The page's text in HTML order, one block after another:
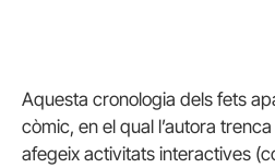
Aquesta cronologia dels fets
còmic, en el qual l’autora
afegeix activitats interactives